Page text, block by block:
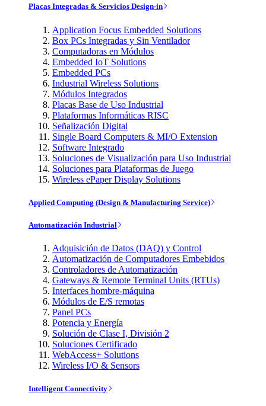
Placas Integradas & Servicios Design-in
Application Focus Embedded Solutions
Box PCs Integradas y Sin Ventilador
Computadoras en Módulos
Embedded IoT Solutions
Embedded PCs
Industrial Wireless Solutions
Módulos Integrados
Placas Base de Uso Industrial
Plataformas Informáticas RISC
Señalización Digital
Single Board Computers & MI/O Extension
Software Integrado
Soluciones de Visualización para Uso Industrial
Soluciones para Plataformas de Juego
Wireless ePaper Display Solutions
Applied Computing (Design & Manufacturing Service)
Automatización Industrial
Adquisición de Datos (DAQ) y Control
Automatización de Computadores Embebidos
Controladores de Automatización
Gateways & Remote Terminal Units (RTUs)
Interfaces hombre-máquina
Módulos de E/S remotas
Panel PCs
Potencia y Energía
Solución de Clase I, División 2
Soluciones Certificado
WebAccess+ Solutions
Wireless I/O & Sensors
Intelligent Connectivity